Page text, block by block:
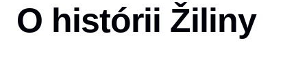
O histórii Žiliny